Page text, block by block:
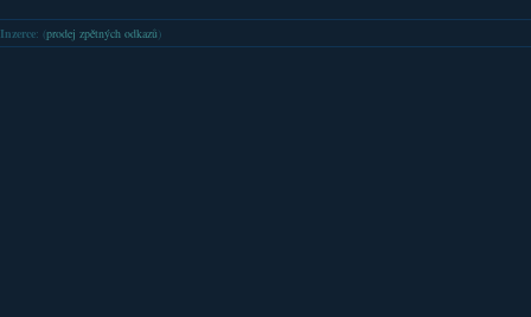
Inzerce: (prodej zpětných odkazů )